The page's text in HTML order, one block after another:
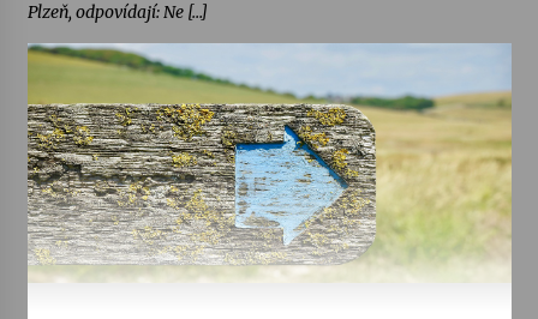
Plzeň, odpovídají: Ne […]